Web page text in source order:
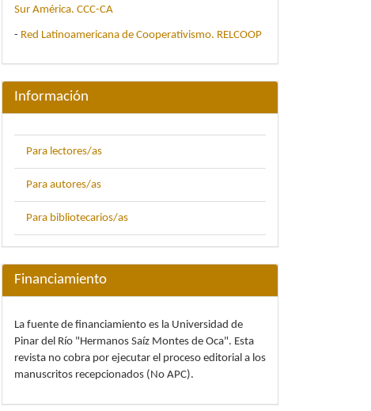
Sur América. CCC-CA
- Red Latinoamericana de Cooperativismo. RELCOOP
Información
Para lectores/as
Para autores/as
Para bibliotecarios/as
Financiamiento
La fuente de financiamiento es la Universidad de
Pinar del Río "Hermanos Saíz Montes de Oca". Esta
revista no cobra por ejecutar el proceso editorial a los
manuscritos recepcionados (No APC).